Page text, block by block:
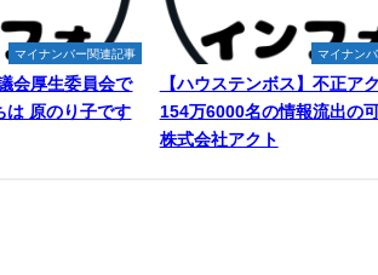
マイナンバー関連記事
会厚生委員会で
は 原のり子です
マイナン
【ハウステンボス】不正ア
154万6000名の情報流出の
株式会社アクト